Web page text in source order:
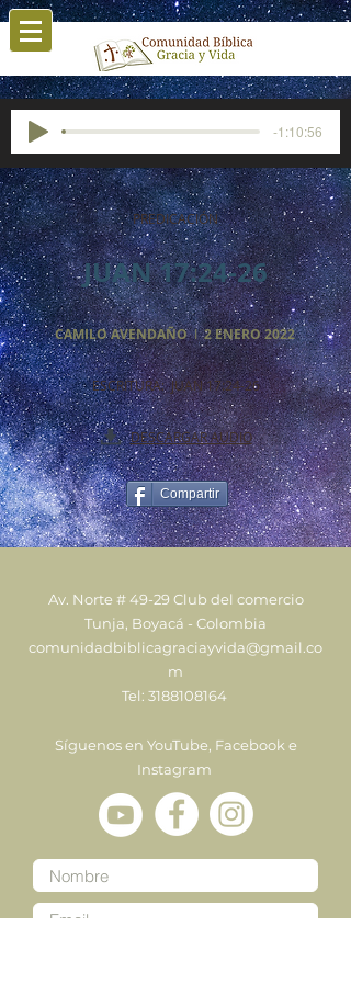
-1:10:56
PREDICACIÓN
JUAN 17:24-26
CAMILO AVENDAÑOI2 ENERO 2022
ESCRITURA: JUAN 17:24-26
DESCARGAR AUDIO
Compartir
Av. Norte # 49-29 Club del comercio
Tunja, Boyacá - Colombia
comunidadbiblicagraciayvida@gmail.co
m
Tel: 3188108164
Síguenos en YouTube, Facebook e
Instagram